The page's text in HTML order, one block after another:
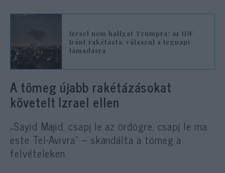
Izrael nem hallgat Trumpra: az IDF
Iránt rakétázta, válaszul a tegnapi
támadásra
A tömeg újabb rakétázásokat
követelt Izrael ellen
„Sayid Majid, csapj le az ördögre, csapj le ma
este Tel-Avivra” – skandálta a tömeg a
felvételeken.